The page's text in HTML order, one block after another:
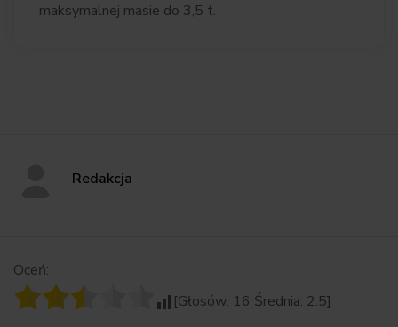
maksymalnej masie do 3,5 t.
Redakcja
Oceń:
[Głosów: 16 Średnia: 2.5]